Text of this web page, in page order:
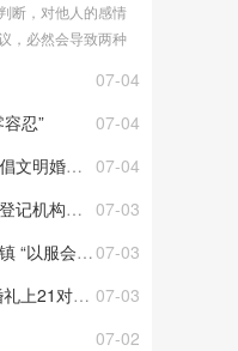
断，对他人的感情
，必然会导致两种
，无论劝合还是劝
者都具有积极意
07-04
07-04
忍”
07-04
庆新风尚
07-03
正式投用
07-03
以服会友”
07-03
新人结姻缘
07-02